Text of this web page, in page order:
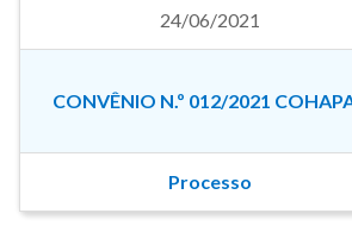
24/06/2021
CONVÊNIO N.º 012/2021
Processo